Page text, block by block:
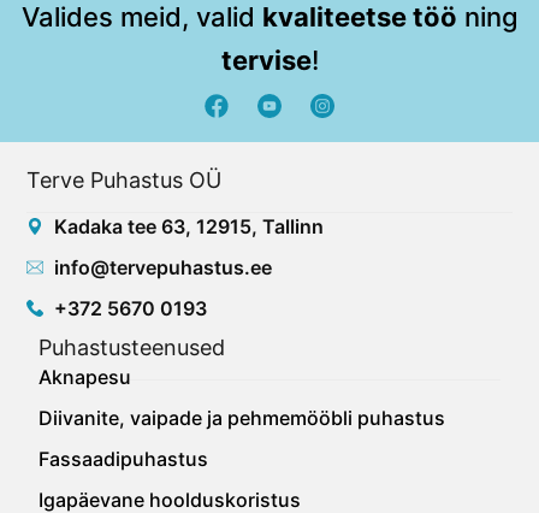
Valides meid, valid kvaliteetse töö ning
tervise!
F
a
c
e
b
o
o
k
Y
o
u
b
e
Terve Puhastus OÜ
Kadaka tee 63, 12915, Tallinn
info@tervepuhastus.ee
+372 5670 0193
Puhastusteenused
Aknapesu
Diivanite, vaipade ja pehmemööbli puhastus
Fassaadipuhastus
Igapäevane hoolduskoristus